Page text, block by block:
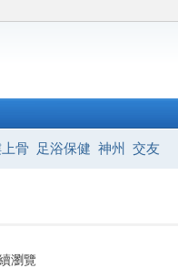
骨 足浴保健 神州 交友
瀏覽